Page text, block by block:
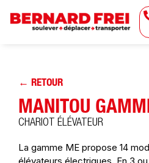
← RETOUR
MANITOU
CHARIOT ÉLÉVATEUR
La gamme ME propose 14
élévateurs électriques. En 3